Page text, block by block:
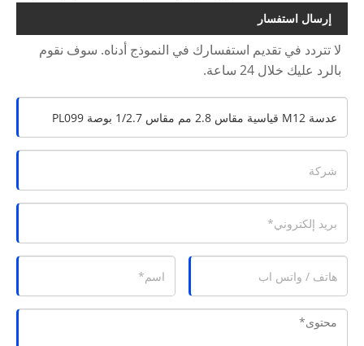
إرسال استفسار
لا تتردد في تقديم استفسارك في النموذج أدناه. سوف نقوم
بالرد عليك خلال 24 ساعة.